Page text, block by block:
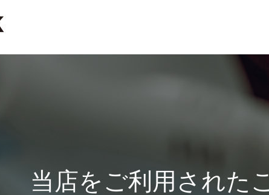
用 され たこ と が ない 方